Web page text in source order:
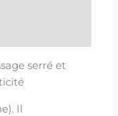
serré et
Il